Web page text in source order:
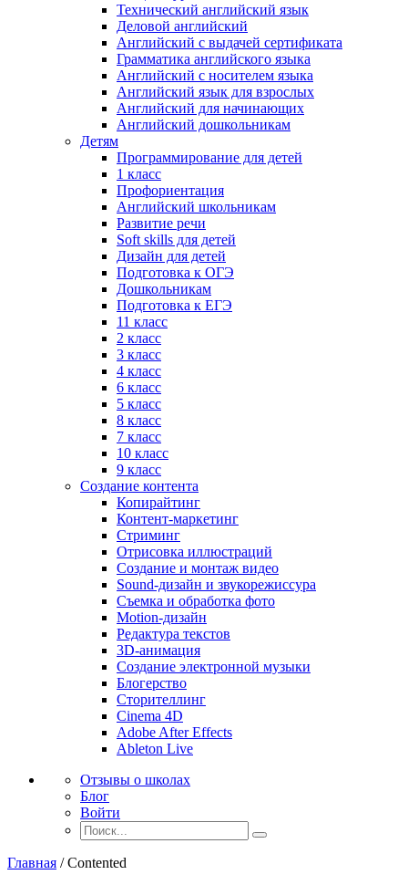
Технический английский язык
Деловой английский
Английский с выдачей сертификата
Грамматика английского языка
Английский с носителем языка
Английский язык для взрослых
Английский для начинающих
Английский дошкольникам
Детям
Программирование для детей
1 класс
Профориентация
Английский школьникам
Развитие речи
Soft skills для детей
Дизайн для детей
Подготовка к ОГЭ
Дошкольникам
Подготовка к ЕГЭ
11 класс
2 класс
3 класс
4 класс
6 класс
5 класс
8 класс
7 класс
10 класс
9 класс
Создание контента
Копирайтинг
Контент-маркетинг
Стриминг
Отрисовка иллюстраций
Создание и монтаж видео
Sound-дизайн и звукорежиссура
Съемка и обработка фото
Motion-дизайн
Редактура текстов
3D-анимация
Создание электронной музыки
Блогерство
Сторителлинг
Cinema 4D
Adobe After Effects
Ableton Live
Отзывы о школах
Блог
Войти
Главная /Contented